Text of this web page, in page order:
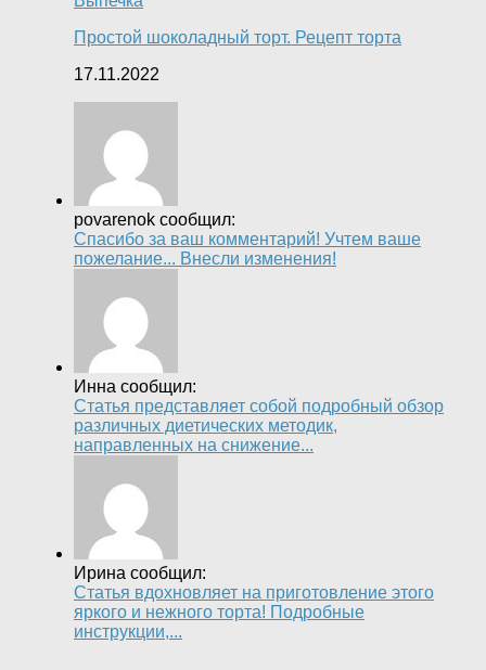
Простой шоколадный торт. Рецепт торта
17.11.2022
povarenok сообщил:
Спасибо за ваш комментарий! Учтем ваше
пожелание... Внесли изменения!
Инна сообщил:
Статья представляет собой подробный обзор
различных диетических методик,
направленных на снижение...
Ирина сообщил:
Статья вдохновляет на приготовление этого
яркого и нежного торта! Подробные
инструкции,...